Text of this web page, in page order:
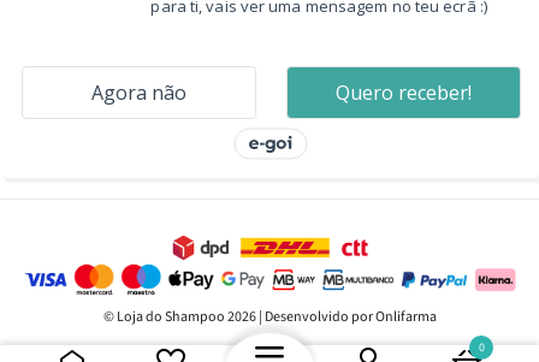
0
© Loja do Shampoo 2026 | Desenvolvido por Onlifarma